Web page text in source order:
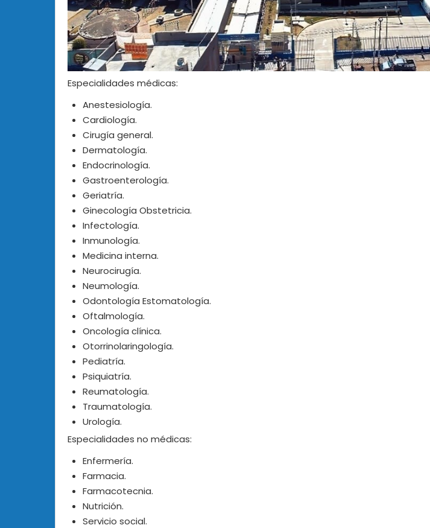
Especialidades médicas:
Anestesiología.
Cardiología.
Cirugía general.
Dermatología.
Endocrinología.
Gastroenterología.
Geriatría.
Ginecología Obstetricia.
Infectología.
Inmunología.
Medicina interna.
Neurocirugía.
Neumología.
Odontología Estomatología.
Oftalmología.
Oncología clínica.
Otorrinolaringología.
Pediatría.
Psiquiatría.
Reumatología.
Traumatología.
Urología.
Especialidades no médicas:
Enfermería.
Farmacia.
Farmacotecnia.
Nutrición.
Servicio social.